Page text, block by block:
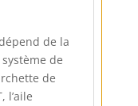
de la
de
de
l’aile